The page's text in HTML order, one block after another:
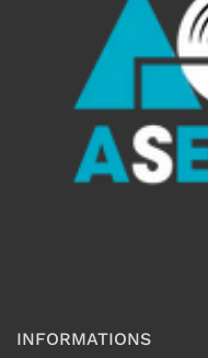
INFORMATIONS